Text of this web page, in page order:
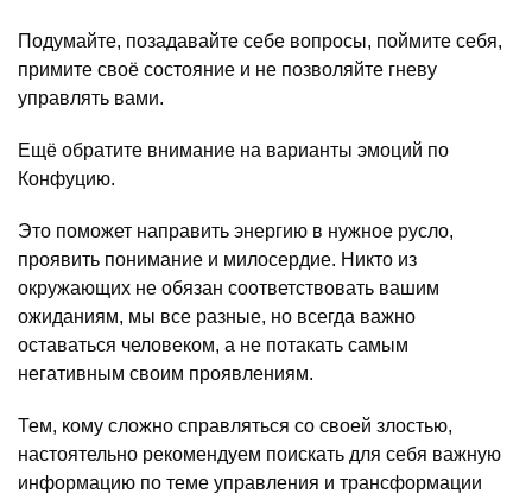
Подумайте, позадавайте себе вопросы, поймите себя,
примите своё состояние и не позволяйте гневу
управлять вами.
Ещё обратите внимание на варианты эмоций по
Конфуцию.
Это поможет направить энергию в нужное русло,
проявить понимание и милосердие. Никто из
окружающих не обязан соответствовать вашим
ожиданиям, мы все разные, но всегда важно
оставаться человеком, а не потакать самым
негативным своим проявлениям.
Тем, кому сложно справляться со своей злостью,
настоятельно рекомендуем поискать для себя важную
информацию по теме управления и трансформации